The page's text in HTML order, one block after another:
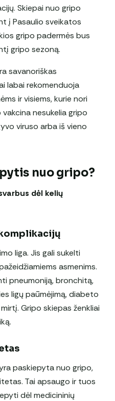
Skiepai nuo gripo
į Pasaulio sveikatos
gripo padermės bus
gripo sezoną.
savanoriškas
labai rekomenduoja
ir visiems, kurie nori
nesukelia gripo
viruso arba iš vieno
nuo gripo?
dėl kelių
liga. Jis gali sukelti
asmenims.
pneumoniją, bronchitą,
ligų paūmėjimą, diabeto
Gripo skiepas ženkliai
paskiepyta nuo gripo,
Tai apsaugo ir tuos
dėl medicininių